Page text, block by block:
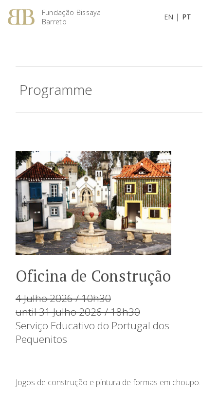
Fundação Bissaya
Barreto
EN | PT
Programme
Oficina de Construção
4 Julho 2026 / 10h30
until 31 Julho 2026 / 18h30
Serviço Educativo do Portugal dos
Pequenitos
Jogos de construção e pintura de formas em choupo.